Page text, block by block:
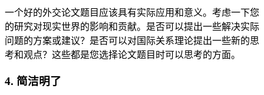
一个好的外交论文题目应该具有实际应用和意义。考虑一下您
的研究对现实世界的影响和贡献。是否可以提出一些解决实际
问题的方案或建议？是否可以对国际关系理论提出一些新的思
考和观点？这些都是您选择论文题目时可以思考的方面。
4. 简洁明了